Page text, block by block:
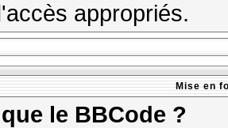
appropriés.
Mise en
le BBCode ?